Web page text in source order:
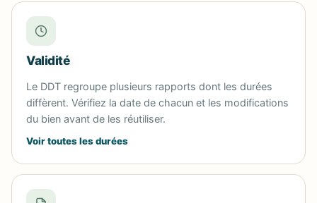
Validité
Le DDT regroupe plusieurs rapports dont les durées
diffèrent. Vérifiez la date de chacun et les modifications
du bien avant de les réutiliser.
Voir toutes les durées